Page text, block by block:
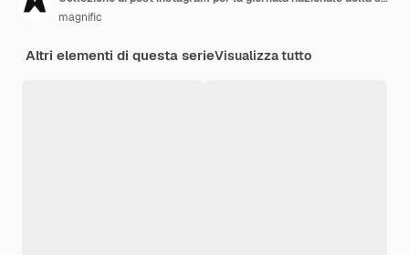
magnific
Altri elementi di questa serieVisualizza tutto